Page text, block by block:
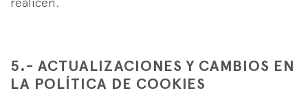
5.- ACTUALIZACIONES Y CAMBIOS EN
LA POLÍTICA DE COOKIES